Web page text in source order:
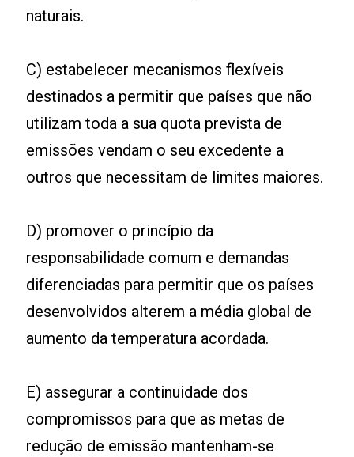
naturais.
C) estabelecer mecanismos flexíveis
destinados a permitir que países que não
utilizam toda a sua quota prevista de
emissões vendam o seu excedente a
outros que necessitam de limites maiores.
D) promover o princípio da
responsabilidade comum e demandas
diferenciadas para permitir que os países
desenvolvidos alterem a média global de
aumento da temperatura acordada.
E) assegurar a continuidade dos
compromissos para que as metas de
redução de emissão mantenham-se